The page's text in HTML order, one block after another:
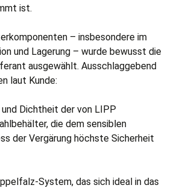
ist.
– insbesondere im
und Lagerung – wurde bewusst die
ausgewählt. Ausschlaggebend
laut Kunde:
Dichtheit der von LIPP
die dem sensiblen
der Vergärung höchste Sicherheit
System, das sich ideal in das